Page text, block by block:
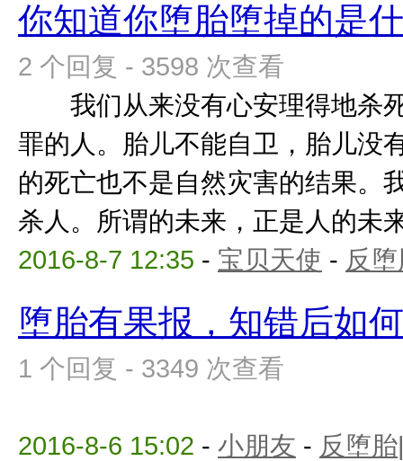
你知道你堕胎堕掉的是
2 个回复 - 3598 次查看
我们从来没有心安理得地杀
罪的人。胎儿不能自卫，胎儿没
的死亡也不是自然灾害的结果。
杀人。所谓的未来，正是人的未
2016-8-7 12:35 - 宝贝天使 - 反
堕胎有果报，知错后如何
1 个回复 - 3349 次查看
2016-8-6 15:02 - 小朋友 - 反堕